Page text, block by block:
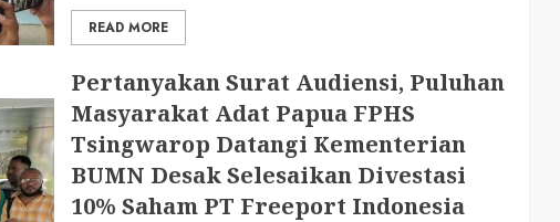
READ MORE
Pertanyakan Surat Audiensi, Puluhan
Masyarakat Adat Papua FPHS
Tsingwarop Datangi Kementerian
BUMN Desak Selesaikan Divestasi
10% Saham PT Freeport Indonesia